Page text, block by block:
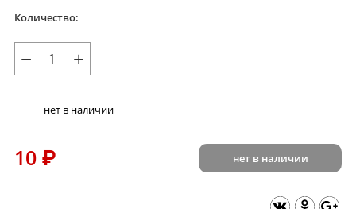
Количество:
− +
нет в наличии
10 ₽ нет в наличии